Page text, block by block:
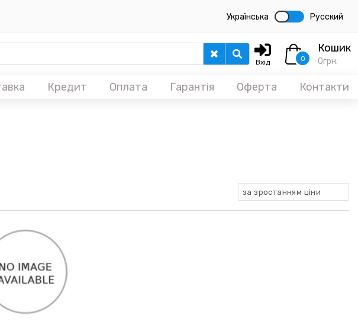
Українська Русский
Вхід 0
Кошик
0грн.
Кредит Оплата Гарантія Оферта Контакти
за зростанням ціни